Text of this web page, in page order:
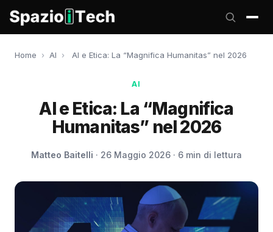
Home › AI › AI e Etica: La “Magnifica Humanitas” nel 2026
AI
AI e Etica: La “Magnifica
Humanitas” nel 2026
Matteo Baitelli · 26 Maggio 2026 · 6 min di lettura